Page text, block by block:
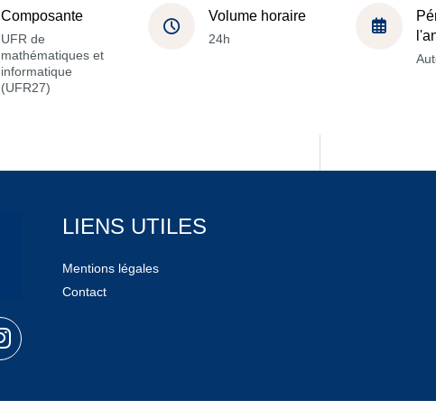
Composante
UFR de
mathématiques et
informatique
(UFR27)
Volume horaire
24h
LIENS UTILES
Mentions légales
Contact